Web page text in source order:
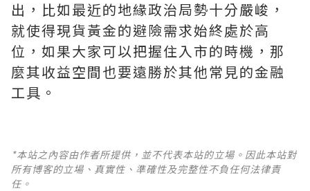
出，比如最近的地緣政治局勢十分嚴峻，
就使得現貨黃金的避險需求始終處於高
位，如果大家可以把握住入市的時機，那
麼其收益空間也要遠勝於其他常見的金融
工具。
*本站之內容由作者所提供，並不代表本站的立場。因此本站對
所有博客的立場、真實性、準確性及完整性不負任何法律責
任。